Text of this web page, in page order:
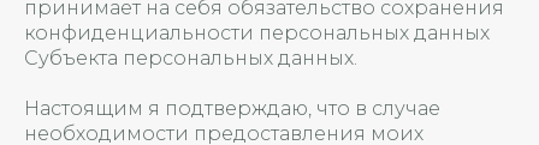
принимает на себя обязательство сохранения
конфиденциальности персональных данных
Субъекта персональных данных.
Настоящим я подтверждаю, что в случае
необходимости предоставления моих